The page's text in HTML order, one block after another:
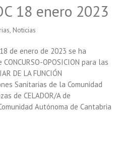
18 enero 2023
, Noticias
18 de enero de 2023 se ha
OPOSICION para las
DE LA FUNCIÓN
Sanitarias de la Comunidad
de CELADOR/A de
Autónoma de Cantabria